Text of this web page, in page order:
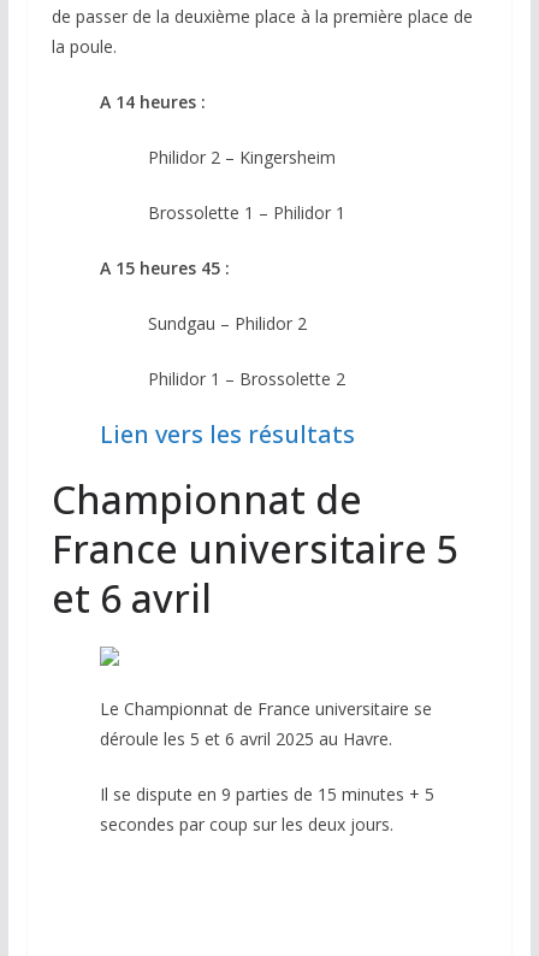
de passer de la deuxième place à la première place de
la poule.
A 14 heures :
Philidor 2 – Kingersheim
Brossolette 1 – Philidor 1
A 15 heures 45 :
Sundgau – Philidor 2
Philidor 1 – Brossolette 2
Lien vers les résultats
Championnat de
France universitaire 5
et 6 avril
Le Championnat de France universitaire se
déroule les 5 et 6 avril 2025 au Havre.
Il se dispute en 9 parties de 15 minutes + 5
secondes par coup sur les deux jours.